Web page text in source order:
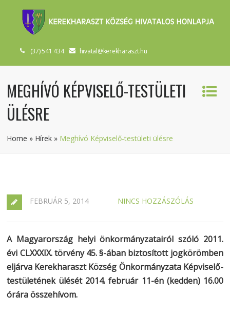
(37) 541 434 hivatal@kerekharaszt.hu
MEGHÍVÓ KÉPVISELŐ-TESTÜLETI
ÜLÉSRE
Home » Hírek » Meghívó Képviselő-testületi ülésre
FEBRUÁR 5, 2014 NINCS HOZZÁSZÓLÁS
A Magyarország helyi önkormányzatairól szóló 2011.
évi CLXXXIX. törvény 45. §-ában biztosított jogkörömben
eljárva Kerekharaszt Község Önkormányzata Képviselő-
testületének ülését 2014. február 11-én (kedden) 16.00
órára összehívom.